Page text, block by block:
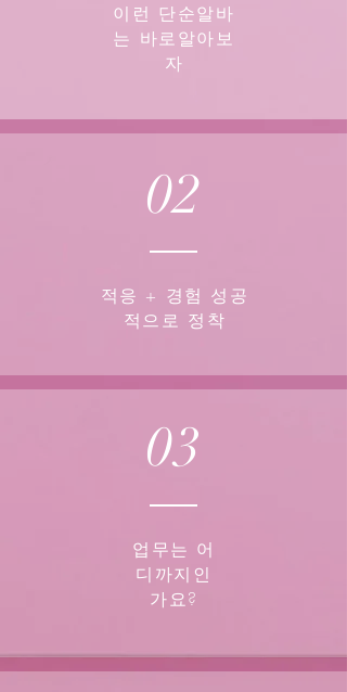
이런 단순알바
는 바로알아보
자
02
적응 + 경험 성공
적으로 정착
03
업무는 어
디까지인
가요?